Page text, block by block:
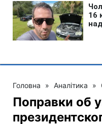
Головна » Аналітика »
Поправки об